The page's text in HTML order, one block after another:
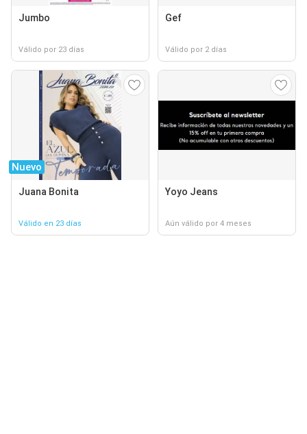
Jumbo
Válido por 23 días
Gef
Válido por 2 días
Nuevo
Juana Bonita
Válido en 23 días
Yoyo Jeans
Aún válido por 4 meses